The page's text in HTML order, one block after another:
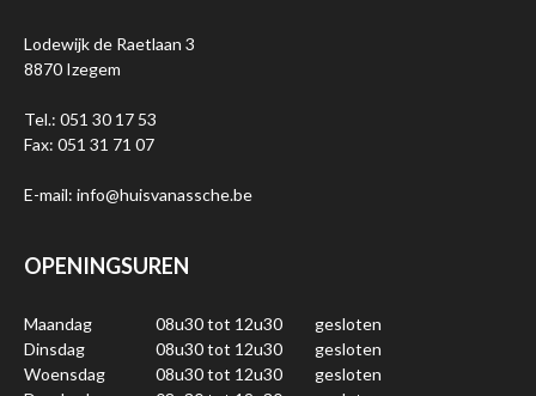
Lodewijk de Raetlaan 3
8870 Izegem
Tel.: 051 30 17 53
Fax: 051 31 71 07
E-mail: info@huisvanassche.be
OPENINGSUREN
Maandag 08u30 tot 12u30
gesloten
Dinsdag
08u30 tot 12u30
gesloten
Woensdag
08u30 tot 12u30
gesloten